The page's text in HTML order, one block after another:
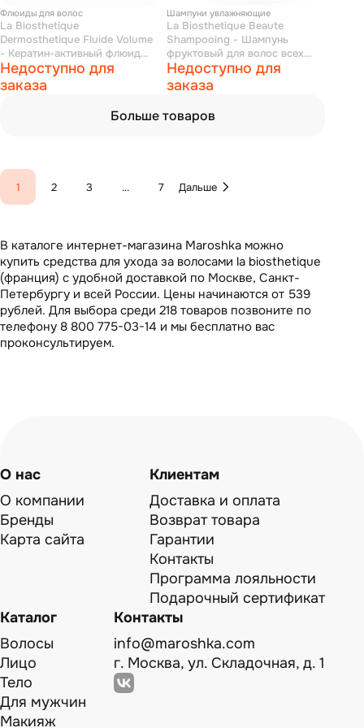
Флюиды для волос
La Biosthetique
Dermosthetique Fluide Volume
- Кератин-активный флюид
для увеличения объема
тонких волос 150 мл
Недоступно для
заказа
Шампуни увлажняющие
La Biosthetique Beaute
Shampooing - Шампунь
фруктовый для волос всех
типов 250 мл
Недоступно для
заказа
Больше товаров
1 2 3 ... 7 Дальше
В каталоге интернет-магазина Maroshka можно
купить средства для ухода за волосами la biosthetique
(франция) с удобной доставкой по Москве, Санкт-
Петербургу и всей России. Цены начинаются от 539
рублей. Для выбора среди 218 товаров позвоните по
телефону 8 800 775-03-14 и мы бесплатно вас
проконсультируем.
О нас
О компании
Бренды
Карта сайта
Клиентам
Доставка и оплата
Возврат товара
Гарантии
Контакты
Программа лояльности
Подарочный сертификат
Каталог
Волосы
Лицо
Тело
Для мужчин
Макияж
Контакты
info@maroshka.com
г. Москва, ул. Складочная, д. 1